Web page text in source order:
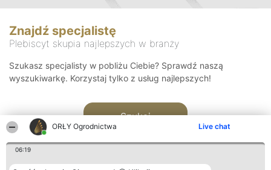
ORŁY Ogrodnictwa Live chat
06:19
Znajdź specjalistę
Plebiscyt skupia najlepszych w branży
Szukasz specjalisty w pobliżu Ciebie? Sprawdź naszą
wyszukiwarkę. Korzystaj tylko z usług najlepszych!
Szukaj